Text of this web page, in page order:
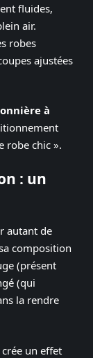
fluides,
air.
robes
ajustées
à
robe chic ».
: un
autant de
composition
(présent
(qui
la rendre
un effet